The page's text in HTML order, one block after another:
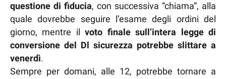
questione di fiducia, con successiva “chiama”, alla
quale dovrebbe seguire l’esame degli ordini del
giorno, mentre il voto finale sull’intera legge di
conversione del Dl sicurezza potrebbe slittare a
venerdì.
Sempre per domani, alle 12, potrebbe tornare a